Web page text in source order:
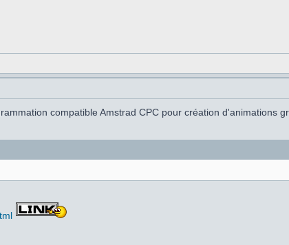
compatible Amstrad CPC pour création d'animations